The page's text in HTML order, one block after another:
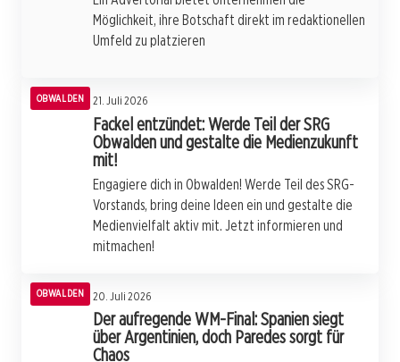
Möglichkeit, ihre Botschaft direkt im redaktionellen
Umfeld zu platzieren
OBWALDEN 21. Juli 2026
Fackel entzündet: Werde Teil der SRG
Obwalden und gestalte die Medienzukunft
mit!
Engagiere dich in Obwalden! Werde Teil des SRG-
Vorstands, bring deine Ideen ein und gestalte die
Medienvielfalt aktiv mit. Jetzt informieren und
mitmachen!
OBWALDEN 20. Juli 2026
Der aufregende WM-Final: Spanien siegt
über Argentinien, doch Paredes sorgt für
Chaos